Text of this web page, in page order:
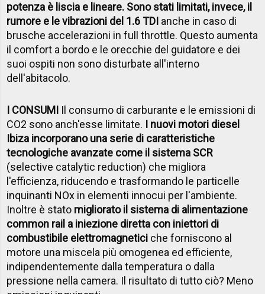
potenza è liscia e lineare. Sono stati limitati, invece, il
rumore e le vibrazioni del 1.6 TDI anche in caso di
brusche accelerazioni in full throttle. Questo aumenta
il comfort a bordo e le orecchie del guidatore e dei
suoi ospiti non sono disturbate all'interno
dell'abitacolo.
I CONSUMI Il consumo di carburante e le emissioni di
CO2 sono anch'esse limitate. I nuovi motori diesel
Ibiza incorporano una serie di caratteristiche
tecnologiche avanzate come il sistema SCR
(selective catalytic reduction) che migliora
l'efficienza, riducendo e trasformando le particelle
inquinanti NOx in elementi innocui per l'ambiente.
Inoltre è stato migliorato il sistema di alimentazione
common rail a iniezione diretta con iniettori di
combustibile elettromagnetici che forniscono al
motore una miscela più omogenea ed efficiente,
indipendentemente dalla temperatura o dalla
pressione nella camera. Il risultato di tutto ciò? Meno